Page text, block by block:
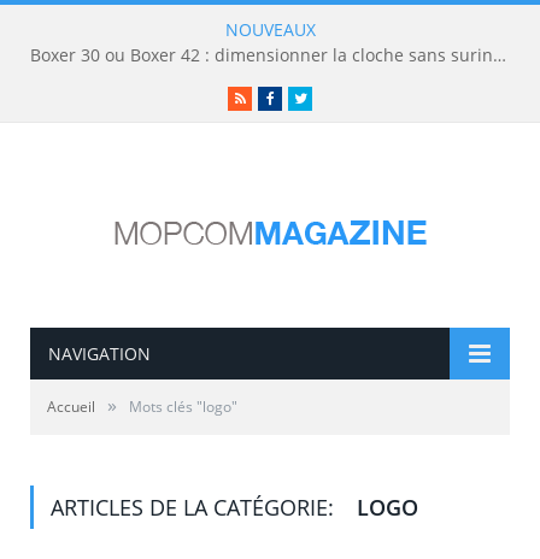
NOUVEAUX
Boxer 30 ou Boxer 42 : dimensionner la cloche sans surinvestir
RSSFacebookTwitter
NAVIGATION
Accueil » Mots clés "logo"
ARTICLES DE LA CATÉGORIE: LOGO